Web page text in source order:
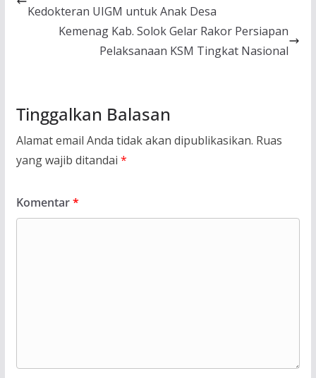
Kedokteran UIGM untuk Anak Desa
Kemenag Kab. Solok Gelar Rakor Persiapan
Pelaksanaan KSM Tingkat Nasional
Tinggalkan Balasan
Alamat email Anda tidak akan dipublikasikan. Ruas
yang wajib ditandai *
Komentar*